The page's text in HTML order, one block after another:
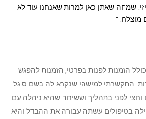
שמחה שאתן כאן למרות שאנחנו עוד לא
מוצלח. "
הזמנות לפנות בפרטי, הזמנות להפגש
התקשרתי למישהי שנקרא לה בשם סיגל
לפני בתהליך וששיחה שהיא ניהלה עם
בטיפולים עשתה עבורה את ההבדל והיא